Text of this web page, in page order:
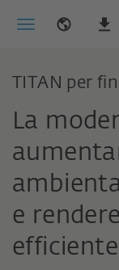
TITAN per
La
e
efficiente